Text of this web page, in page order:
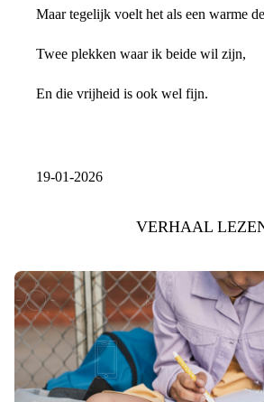
Maar tegelijk voelt het als een warme
Twee plekken waar ik beide wil zijn,
En die vrijheid is ook wel fijn.
19-01-2026
VERHAAL